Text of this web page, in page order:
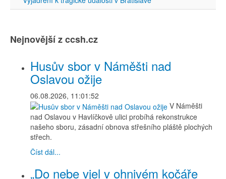
Nejnovější z ccsh.cz
Husův sbor v Náměšti nad
Oslavou ožije
06.08.2026, 11:01:52
V Náměšti
nad Oslavou v Havlíčkově ulici probíhá rekonstrukce
našeho sboru, zásadní obnova střešního pláště plochých
střech.
Číst dál...
„Do nebe vjel v ohnivém kočáře